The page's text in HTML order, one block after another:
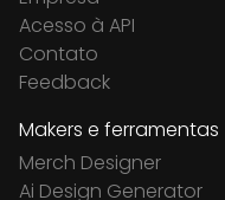
Acesso à API
Contato
Feedback
Makers e ferramentas
Merch Designer
Ai Design Generator